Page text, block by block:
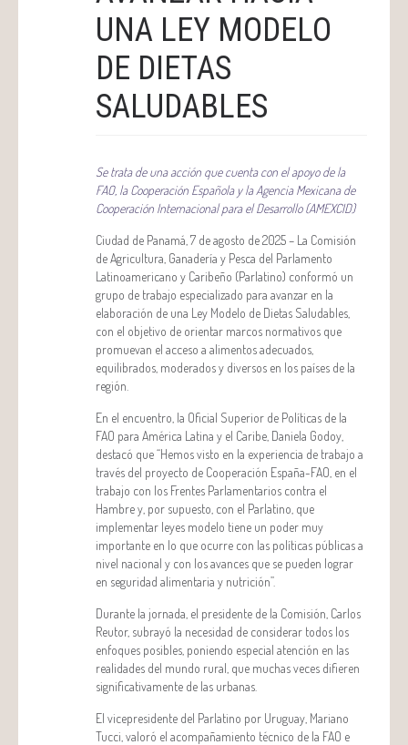
UNA LEY MODELO
DE DIETAS
SALUDABLES
Se trata de una acción que cuenta con el apoyo de la
FAO, la Cooperación Española y la Agencia Mexicana de
Cooperación Internacional para el Desarrollo (AMEXCID)
Ciudad de Panamá, 7 de agosto de 2025 – La Comisión
de Agricultura, Ganadería y Pesca del Parlamento
Latinoamericano y Caribeño (Parlatino) conformó un
grupo de trabajo especializado para avanzar en la
elaboración de una Ley Modelo de Dietas Saludables,
con el objetivo de orientar marcos normativos que
promuevan el acceso a alimentos adecuados,
equilibrados, moderados y diversos en los países de la
región.
En el encuentro, la Oficial Superior de Políticas de la
FAO para América Latina y el Caribe, Daniela Godoy,
destacó que “Hemos visto en la experiencia de trabajo a
través del proyecto de Cooperación España-FAO, en el
trabajo con los Frentes Parlamentarios contra el
Hambre y, por supuesto, con el Parlatino, que
implementar leyes modelo tiene un poder muy
importante en lo que ocurre con las políticas públicas a
nivel nacional y con los avances que se pueden lograr
en seguridad alimentaria y nutrición”.
Durante la jornada, el presidente de la Comisión, Carlos
Reutor, subrayó la necesidad de considerar todos los
enfoques posibles, poniendo especial atención en las
realidades del mundo rural, que muchas veces difieren
significativamente de las urbanas.
El vicepresidente del Parlatino por Uruguay, Mariano
Tucci, valoró el acompañamiento técnico de la FAO e